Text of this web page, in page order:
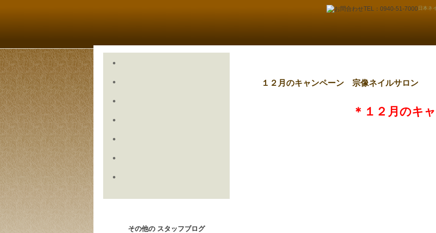
日本ネ
１２月のキャンペーン 宗像ネイルサロン
＊１２月のキ
その他の スタッフブログ